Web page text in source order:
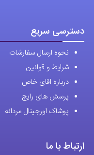
دسترسی سریع
نحوه ارسال سفارشات
شرایط و قوانین
درباره اقای خاص
پرسش های رایج
پوشاک اورجینال مردانه
ارتباط با ما